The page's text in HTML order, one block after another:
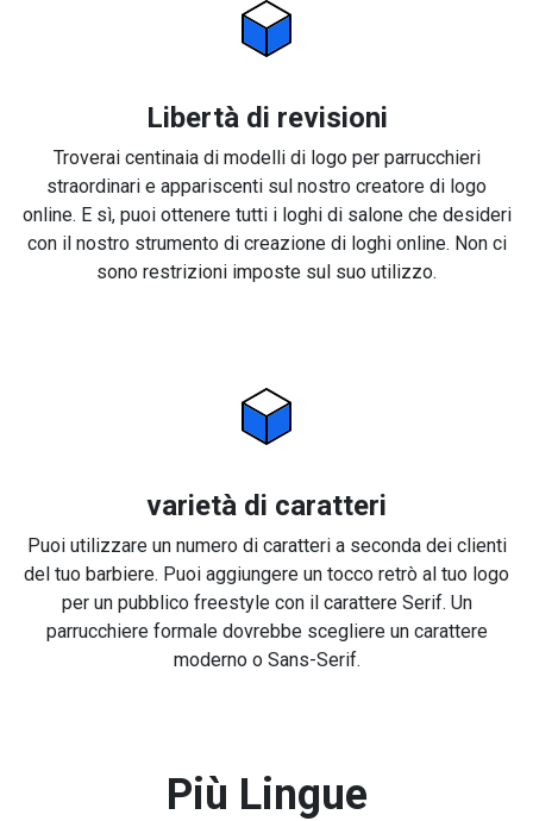
Libertà di revisioni
Troverai centinaia di modelli di logo per parrucchieri
straordinari e appariscenti sul nostro creatore di logo
online. E sì, puoi ottenere tutti i loghi di salone che desideri
con il nostro strumento di creazione di loghi online. Non ci
sono restrizioni imposte sul suo utilizzo.
varietà di caratteri
Puoi utilizzare un numero di caratteri a seconda dei clienti
del tuo barbiere. Puoi aggiungere un tocco retrò al tuo logo
per un pubblico freestyle con il carattere Serif. Un
parrucchiere formale dovrebbe scegliere un carattere
moderno o Sans-Serif.
Più Lingue